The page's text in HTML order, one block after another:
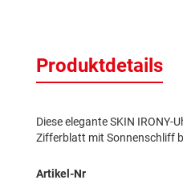
der
Bildergalerie
Produktdetails
Diese elegante SKIN
Zifferblatt mit Sonnenschliff
Mehr
Artikel-Nr